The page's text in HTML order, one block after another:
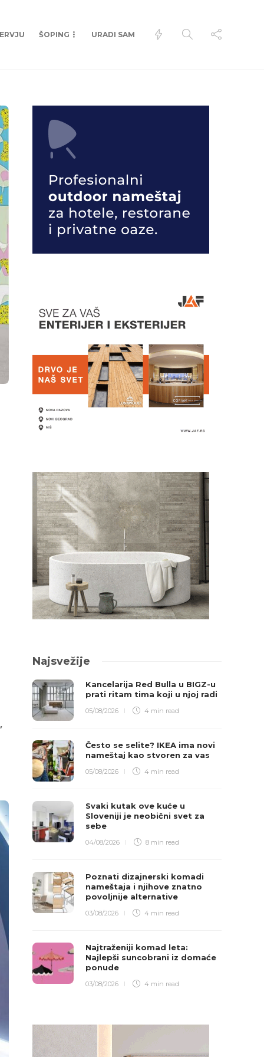
ŠOPING URADI SAM
Najsvežije
Kancelarija Red Bulla u BIGZ-u
prati ritam tima koji u njoj radi
05/08/2026 4 min read
Često se selite? IKEA ima novi
nameštaj kao stvoren za vas
05/08/2026 4 min read
Svaki kutak ove kuće u
Sloveniji je neobični svet za
sebe
04/08/2026 8 min read
Poznati dizajnerski komadi
nameštaja i njihove znatno
povoljnije alternative
03/08/2026 4 min read
Najtraženiji komad leta:
Najlepši suncobrani iz domaće
ponude
03/08/2026 4 min read